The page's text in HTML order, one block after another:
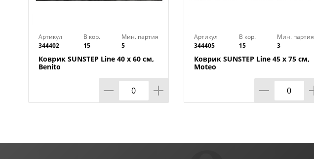
Артикул
344402
В кор.
15
Мин. партия
5
Коврик SUNSTEP Line 40 х 60 см,
Benito
Артикул
344405
В кор.
15
Мин. партия
3
Коврик SUNSTEP Line 45 х 75 см,
Moteo